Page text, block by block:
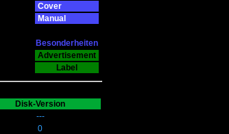
Cover
Manual
Besonderheiten
Advertisement
Label
Disk-Version
---
0